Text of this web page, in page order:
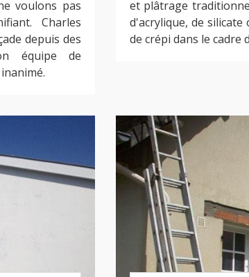
voulons pas
Charles
depuis des
équipe de
et plâtrage
d'acrylique, de
de crépi dans le cadre